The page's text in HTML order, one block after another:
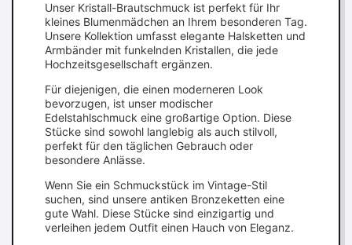
Unser Kristall-Brautschmuck ist perfekt für Ihr
kleines Blumenmädchen an Ihrem besonderen Tag.
Unsere Kollektion umfasst elegante Halsketten und
Armbänder mit funkelnden Kristallen, die jede
Hochzeitsgesellschaft ergänzen.
Für diejenigen, die einen moderneren Look
bevorzugen, ist unser modischer
Edelstahlschmuck eine großartige Option. Diese
Stücke sind sowohl langlebig als auch stilvoll,
perfekt für den täglichen Gebrauch oder
besondere Anlässe.
Wenn Sie ein Schmuckstück im Vintage-Stil
suchen, sind unsere antiken Bronzeketten eine
gute Wahl. Diese Stücke sind einzigartig und
verleihen jedem Outfit einen Hauch von Eleganz.